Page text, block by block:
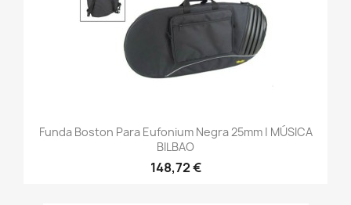
Funda Boston Para Eufonium Negra 25mm | MÚSICA
BILBAO
148,72 €